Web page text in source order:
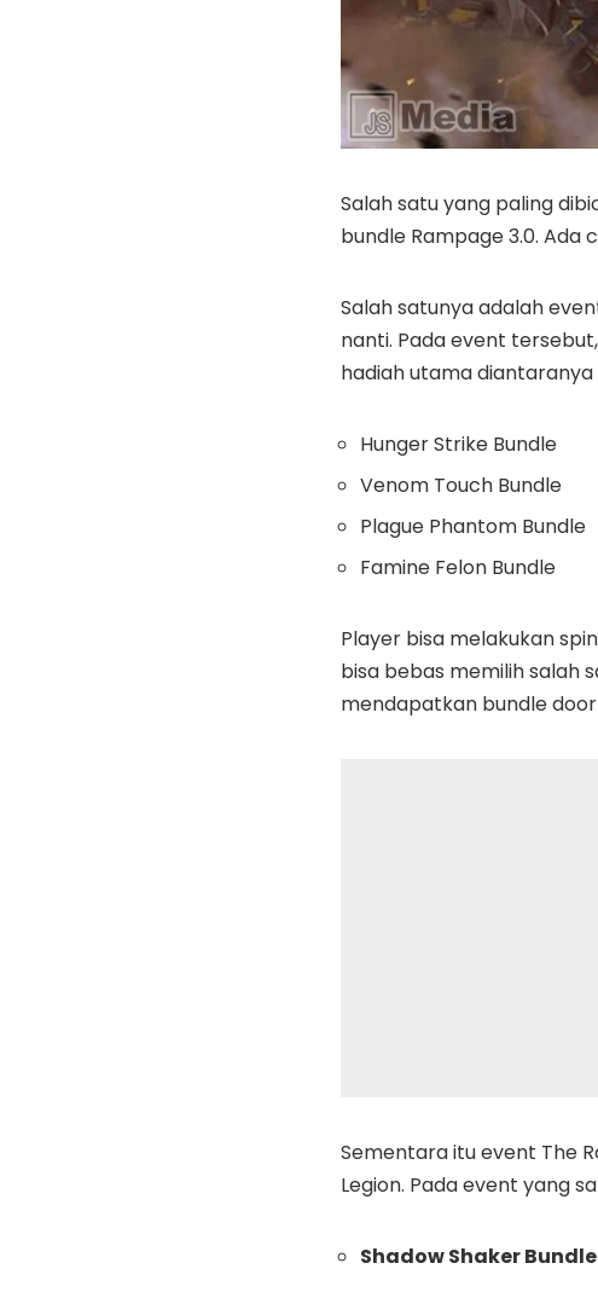
Salah satu yang paling
bundle Rampage 3.0. Ada
Salah satunya adalah
nanti. Pada event
hadiah utama diantaranya
Hunger Strike Bundle
Venom Touch Bundle
Plague Phantom Bundle
Famine Felon Bundle
Player bisa melakukan
bisa bebas memilih salah
mendapatkan bundle
Sementara itu event The
Legion. Pada event yang
Shadow Shaker Bundle